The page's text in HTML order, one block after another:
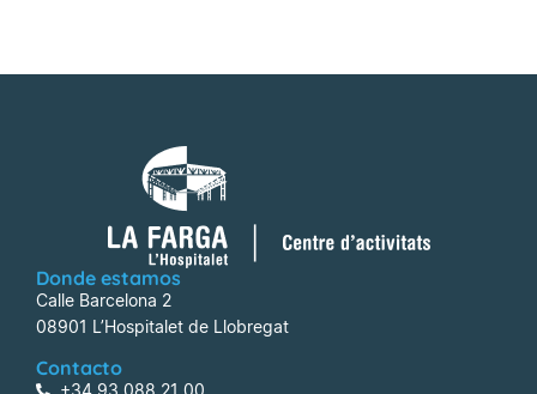
Donde estamos
Calle Barcelona 2
08901 L’Hospitalet de Llobregat
Contacto
+34 93 088 21 00